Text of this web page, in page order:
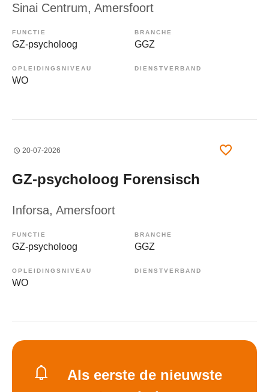
Sinai Centrum, Amersfoort
FUNCTIE
GZ-psycholoog
BRANCHE
GGZ
OPLEIDINGSNIVEAU
WO
DIENSTVERBAND
20-07-2026
GZ-psycholoog Forensisch
Inforsa, Amersfoort
FUNCTIE
GZ-psycholoog
BRANCHE
GGZ
OPLEIDINGSNIVEAU
WO
DIENSTVERBAND
Als eerste de nieuwste